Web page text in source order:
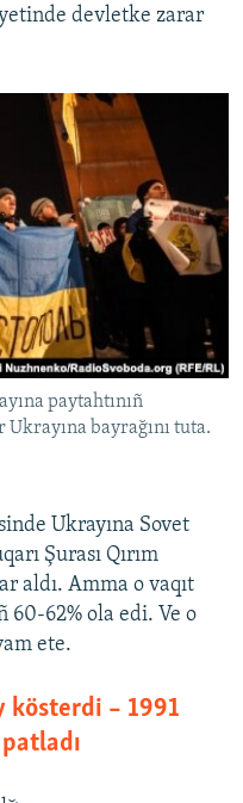
devletke zarar
paytahtınıñ
bayrağını tuta.
Ukrayına Sovet
Şurası Qırım
aldı. Amma o vaqıt
60-62% ola edi. Ve o
ete.
kösterdi – 1991